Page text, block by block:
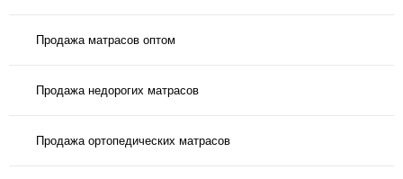
Продажа матрасов оптом
Продажа недорогих матрасов
Продажа ортопедических матрасов